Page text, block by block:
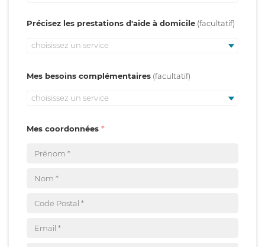
Précisez les prestations d'aide à domicile
choisissez un service
Mes besoins complémentaires
choisissez un service
Mes coordonnées